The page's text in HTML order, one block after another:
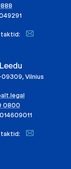
09309, Vilnius
0800